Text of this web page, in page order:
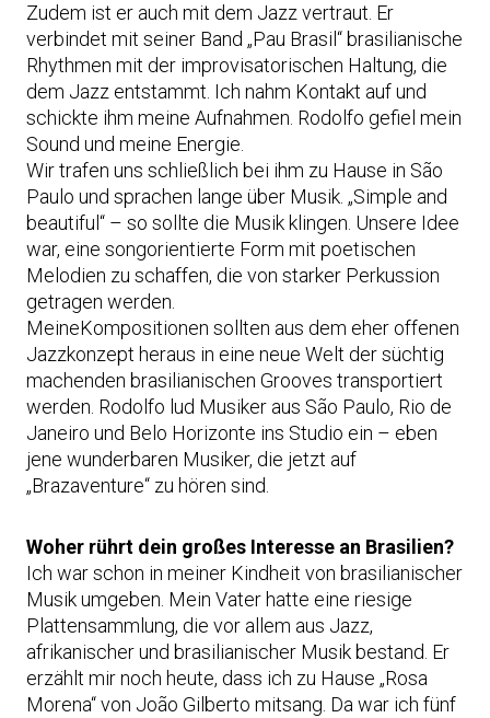
Zudem ist er auch mit dem Jazz vertraut. Er
verbindet mit seiner Band „Pau Brasil“ brasilianische
Rhythmen mit der improvisatorischen Haltung, die
dem Jazz entstammt. Ich nahm Kontakt auf und
schickte ihm meine Aufnahmen. Rodolfo gefiel mein
Sound und meine Energie.
Wir trafen uns schließlich bei ihm zu Hause in São
Paulo und sprachen lange über Musik. „Simple and
beautiful“ – so sollte die Musik klingen. Unsere Idee
war, eine songorientierte Form mit poetischen
Melodien zu schaffen, die von starker Perkussion
getragen werden.
MeineKompositionen sollten aus dem eher offenen
Jazzkonzept heraus in eine neue Welt der süchtig
machenden brasilianischen Grooves transportiert
werden. Rodolfo lud Musiker aus São Paulo, Rio de
Janeiro und Belo Horizonte ins Studio ein – eben
jene wunderbaren Musiker, die jetzt auf
„Brazaventure“ zu hören sind.
Woher rührt dein großes Interesse an Brasilien?
Ich war schon in meiner Kindheit von brasilianischer
Musik umgeben. Mein Vater hatte eine riesige
Plattensammlung, die vor allem aus Jazz,
afrikanischer und brasilianischer Musik bestand. Er
erzählt mir noch heute, dass ich zu Hause „Rosa
Morena“ von João Gilberto mitsang. Da war ich fünf